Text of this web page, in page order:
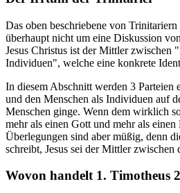
Das oben beschriebene von
überhaupt nicht um eine Diskussion
Jesus Christus ist der Mittler zwischen
Individuen", welche eine konkrete
In diesem Abschnitt werden 3
und den Menschen als Individuen auf
Menschen ginge. Wenn dem wirklich
mehr als einen Gott und mehr als
Überlegungen sind aber müßig, denn
schreibt, Jesus sei der Mittler
Wovon handelt 1. Timotheus